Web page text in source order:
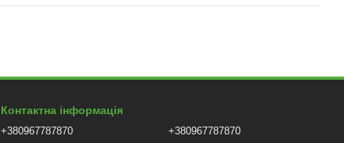
Контактна інформація
+380967787870
+380967787870